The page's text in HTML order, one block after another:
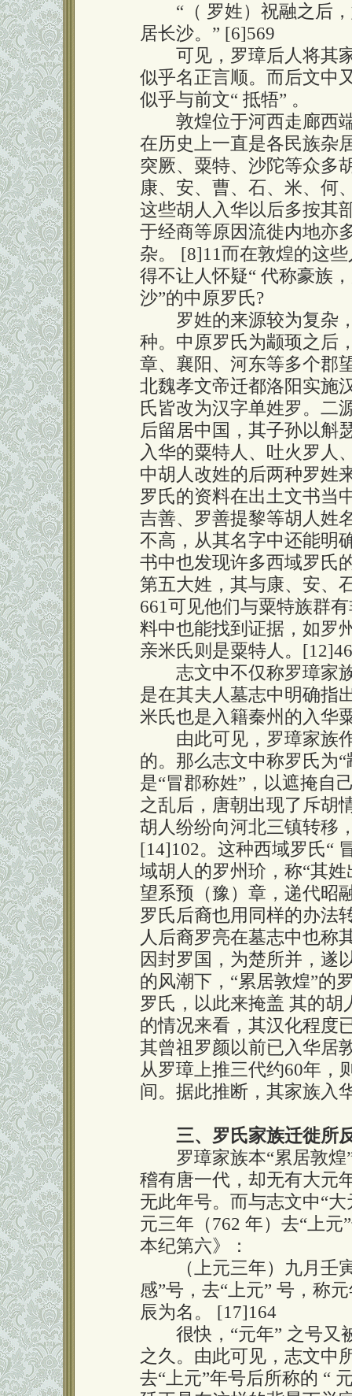
“（ 罗姓）祝融之后，
居长沙。” [6]569
可见，罗璋后人将其家
似乎名正言顺。而后文中
似乎与前文“ 抵牾” 。
敦煌位于河西走廊西端
在历史上一直是各民族杂
突厥、粟特、沙陀等众多
康、安、曹、石、米、何
这些胡人入华以后多按其
于经商等原因流徙内地亦
杂。 [8]11而在敦煌的这
得不让人怀疑“ 代称豪族
沙”的中原罗氏?
罗姓的来源较为复杂，
种。中原罗氏为颛顼之后
章、襄阳、河东等多个郡
北魏孝文帝迁都洛阳实施
氏皆改为汉字单姓罗。二
后留居中国，其子孙以斛
入华的粟特人、吐火罗人
中胡人改姓的后两种罗姓
罗氏的资料在出土文书当
吉善、罗善提黎等胡人姓
不高，从其名字中还能明
书中也发现许多西域罗氏
第五大姓，其与康、安、
661可见他们与粟特族群
料中也能找到证据，如罗
亲米氏则是粟特人。
志文中不仅称罗璋家族
是在其夫人墓志中明确指
米氏也是入籍秦州的入华
由此可见，罗璋家族作
的。那么志文中称罗氏为
是“冒郡称姓”，以遮掩自
之乱后，唐朝出现了斥胡
胡人纷纷向河北三镇转移
[14]102。这种西域罗氏“
域胡人的罗州玠，称“其
望系预（豫）章，递代昭
罗氏后裔也用同样的办法
人后裔罗亮在墓志中也称
因封罗国，为楚所并，遂
的风潮下，“累居敦煌”的
罗氏，以此来掩盖 其的
的情况来看，其汉化程度
其曾祖罗颜以前已入华居
从罗璋上推三代约60年，
间。据此推断，其家族入
三、罗氏家族迁徙所
罗璋家族本“累居敦煌”
稽有唐一代，却无有大元
无此年号。而与志文中“
元三年（762 年）去“上元
本纪第六》：
（上元三年）九月壬寅
感”号，去“上元” 号，称
辰为名。 [17]164
很快，“元年” 之号又
之久。由此可见，志文中
去“上元”年号后所称的 “